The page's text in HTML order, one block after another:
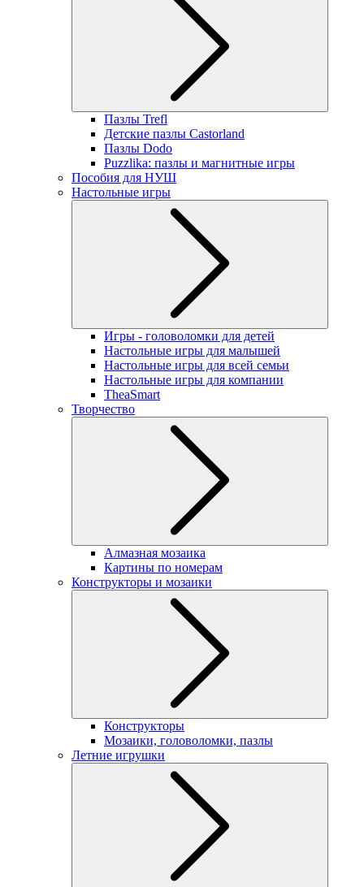
Пазлы Trefl
Детские пазлы Castorland
Пазлы Dodo
Puzzlika: пазлы и магнитные игры
Пособия для НУШ
Настольные игры
Игры - головоломки для детей
Настольные игры для малышей
Настольные игры для всей семьи
Настольные игры для компании
TheaSmart
Творчество
Алмазная мозаика
Картины по номерам
Конструкторы и мозаики
Конструкторы
Мозаики, головоломки, пазлы
Летние игрушки